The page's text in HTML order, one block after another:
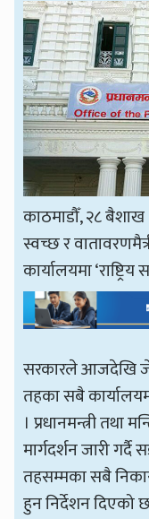
काठमाडौँ, २८ बैशाख
स्वच्छ र
कार्यालयमा
सरकारले आजदेखि
तहका सबै
। प्रधानमन्त्री तथा
मार्गदर्शन जारी
तहसम्मका सबै
हुन निर्देशन दिएको